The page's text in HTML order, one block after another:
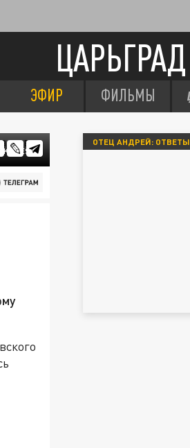
ЦАРЬГРАД
ЭФИР ФИЛЬМЫ
ОТЕЦ АНДРЕЙ: ОТВЕТЫ